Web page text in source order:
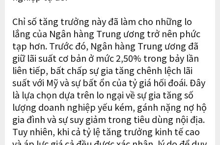
Chỉ số tăng trưởng này đã làm cho những lo
lắng của Ngân hàng Trung ương trở nên phức
tạp hơn. Trước đó, Ngân hàng Trung ương đã
giữ lãi suất cơ bản ở mức 2,50% trong bảy lần
liên tiếp, bất chấp sự gia tăng chênh lệch lãi
suất với Mỹ và sự bất ổn của tỷ giá hối đoái. Đây
là lựa chọn dựa trên lo ngại về sự gia tăng số
lượng doanh nghiệp yếu kém, gánh nặng nợ hộ
gia đình và sự suy giảm trong tiêu dùng nội địa.
Tuy nhiên, khi cả tỷ lệ tăng trưởng kinh tế cao